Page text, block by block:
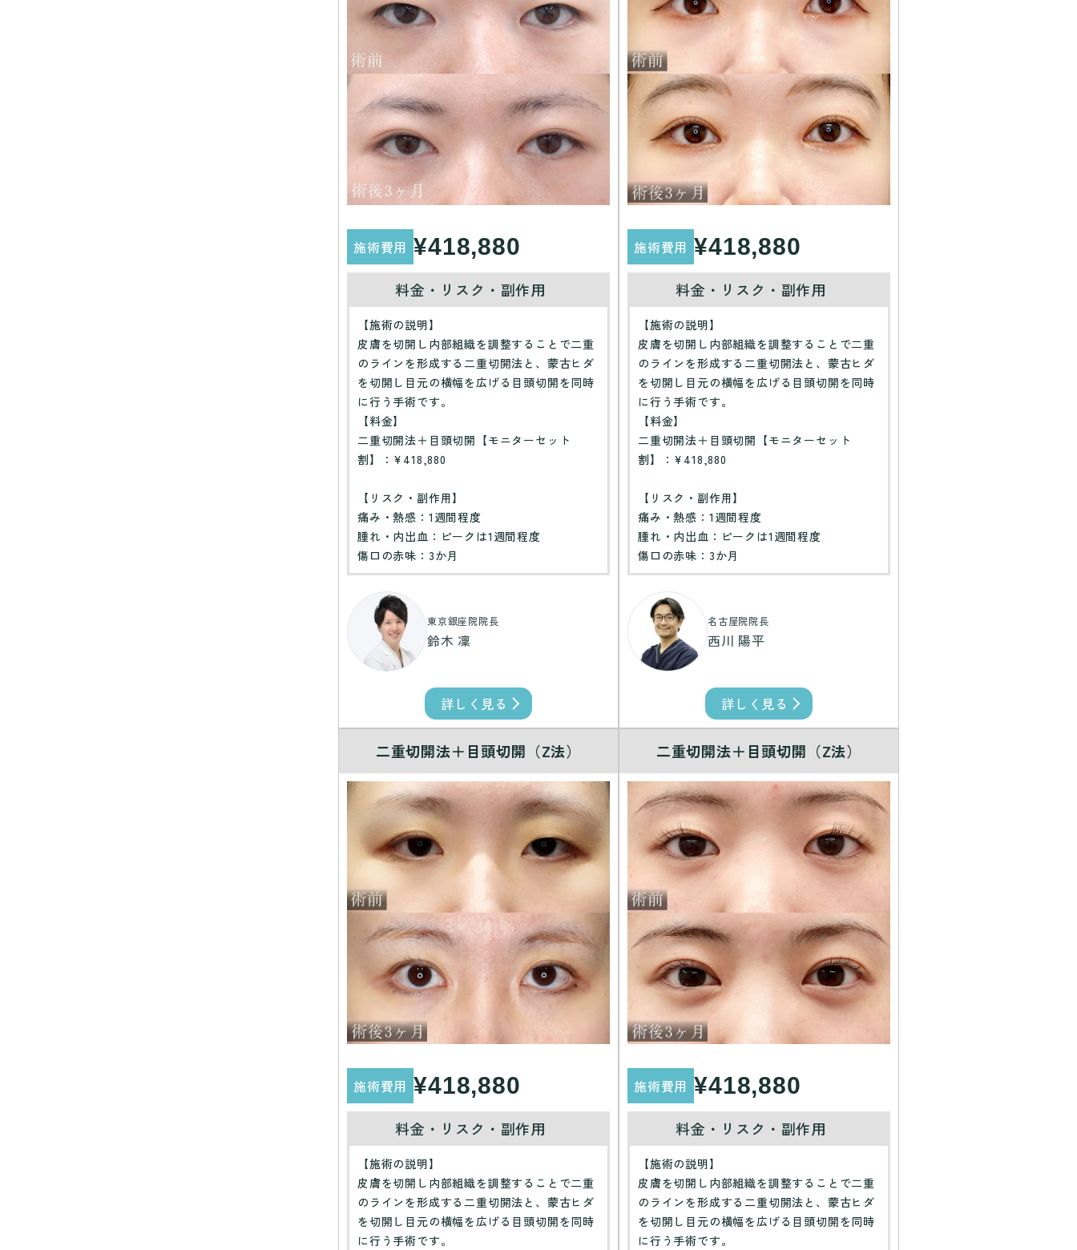
施術費用 ¥418,880
料金・リスク・副作用
【施術の説明】
皮膚を切開し内部組織を調整することで二重
のラインを形成する二重切開法と、蒙古ヒダ
を切開し目元の横幅を広げる目頭切開を同時
に行う手術です。
【料金】
二重切開法＋目頭切開【モニターセット
割】：¥418,880
【リスク・副作用】
痛み・熱感：1週間程度
腫れ・内出血：ピークは1週間程度
傷口の赤味：3か月
東京銀座院院長
鈴木 凜
詳しく見る
施術費用 ¥418,880
料金・リスク・副作用
【施術の説明】
皮膚を切開し内部組織を調整することで二重
のラインを形成する二重切開法と、蒙古ヒダ
を切開し目元の横幅を広げる目頭切開を同時
に行う手術です。
【料金】
二重切開法＋目頭切開【モニターセット
割】：¥418,880
【リスク・副作用】
痛み・熱感：1週間程度
腫れ・内出血：ピークは1週間程度
傷口の赤味：3か月
名古屋院院長
西川 陽平
詳しく見る
二重切開法＋目頭切開（Z法）
施術費用 ¥418,880
料金・リスク・副作用
【施術の説明】
皮膚を切開し内部組織を調整することで二重
のラインを形成する二重切開法と、蒙古ヒダ
を切開し目元の横幅を広げる目頭切開を同時
に行う手術です。
二重切開法＋目頭切開（Z法）
施術費用 ¥418,880
料金・リスク・副作用
【施術の説明】
皮膚を切開し内部組織を調整することで二重
のラインを形成する二重切開法と、蒙古ヒダ
を切開し目元の横幅を広げる目頭切開を同時
に行う手術です。